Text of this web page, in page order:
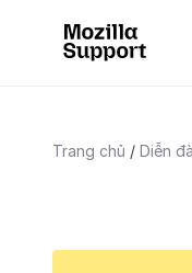
Trang chủ Diễn